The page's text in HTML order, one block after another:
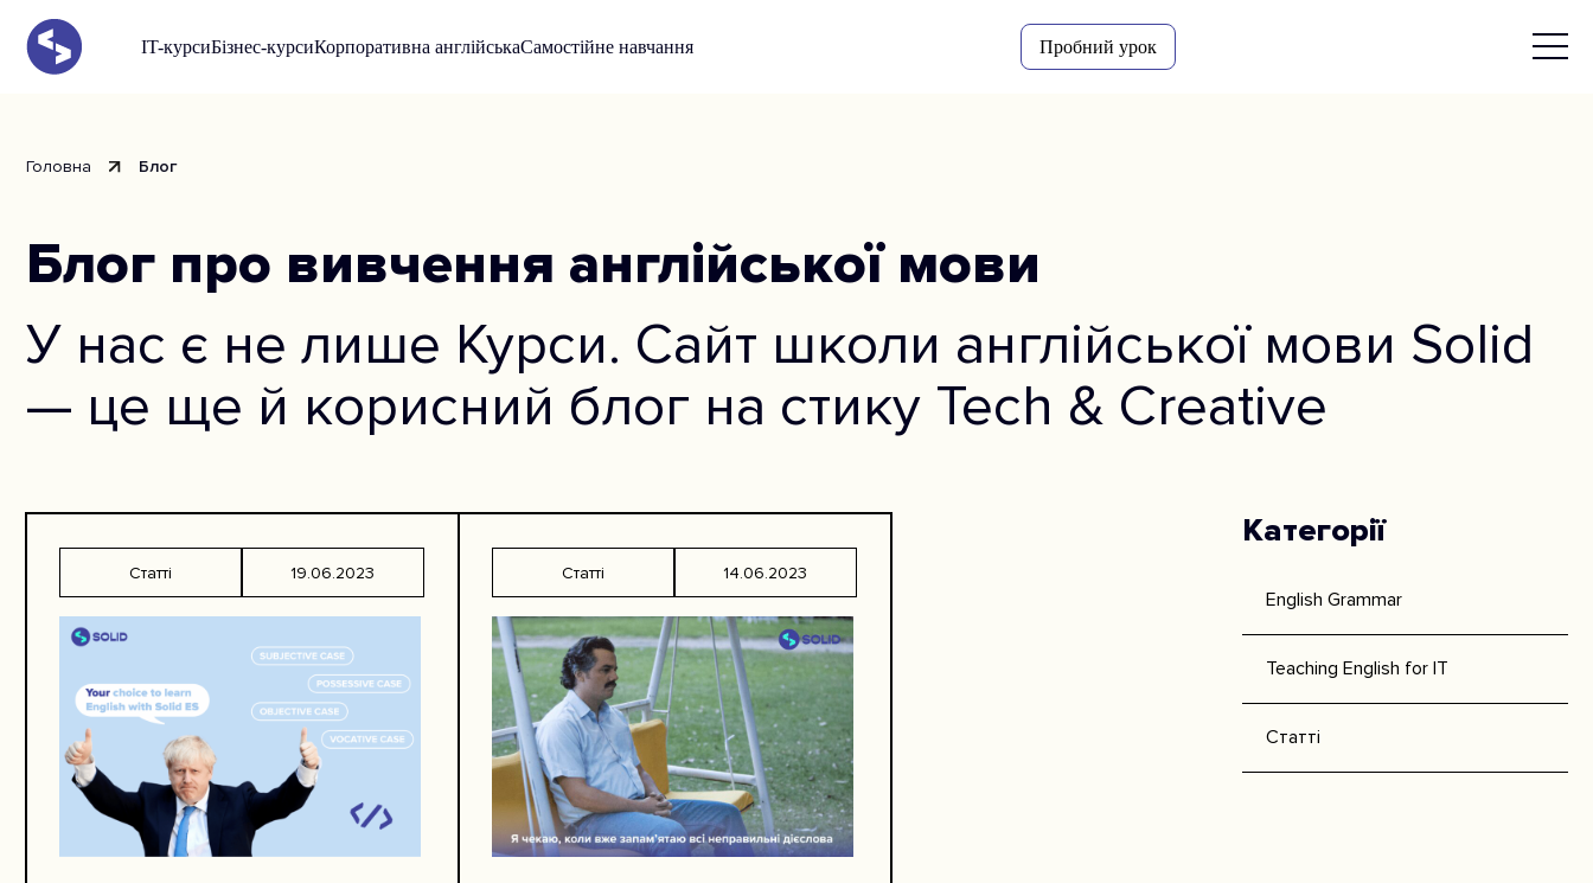
IT-курсиБізнес-курсиКорпоративна англійськаСамостійне навчання Пробний урок
Головна Блог
Блог про вивчення англійської мови
У нас є не лише Курси. Сайт школи англійської мови Solid
— це ще й корисний блог на стику Tech & Creative
Статті 19.06.2023 Статті 14.06.2023
Категорії
English Grammar
Teaching English for IT
Статті